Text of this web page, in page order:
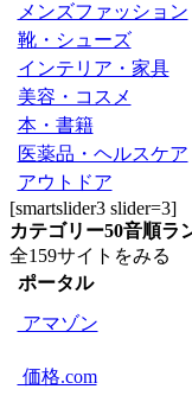
メンズファッション
靴・シューズ
インテリア・家具
美容・コスメ
本・書籍
医薬品・ヘルスケア
アウトドア
[smartslider3 slider=3]
カテゴリー50音順ラ
全159サイトをみる
ポータル
アマゾン
価格.com